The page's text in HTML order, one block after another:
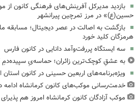
بازدید مدیرکل آفرینش‌های فرهنگی کانون از
حسین(ع)» در مرز تمرچین پیرانشهر
بازگشت به اصالت در عصر دیجیتال؛ مسابقه
هرمزگان کلید خورد
سه ایستگاه پررفت‌وآمد دانایی در کانون فارس
به عشقِ کوچک‌ترین زائران؛ حماسه‌یِ
ویژه‌برنامه‌های اربعین حسینی در کانون استان
خدمت‌رسانی موکب‌های کانون کرمانشاه ادامه
موکب آزادگان کانون کرمانشاه امروز هم پذیرای